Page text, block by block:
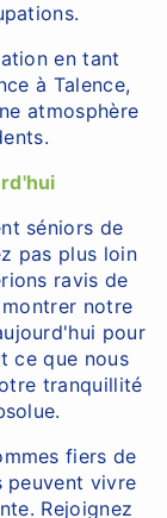
en tant
à Talence,
atmosphère
séniors de
pas plus loin
ravis de
notre
pour
ce que nous
tranquillité
fiers de
peuvent vivre
Rejoignez